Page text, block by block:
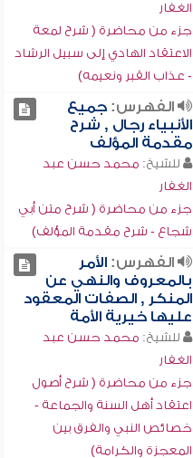
الغفار
جزء من محاضرة ( شرح لمعة
الاعتقاد الهادي إلى سبيل الرشاد
- عذاب القبر ونعيمه)
الفهرس:جميع
الأنبياء رجال , شرح
مقدمة المؤلف
للشيخ: محمد حسن عبد
الغفار
جزء من محاضرة ( شرح متن أبي
شجاع - شرح مقدمة المؤلف)
الفهرس:الأمر
بالمعروف والنهي عن
المنكر , الصفات المعقود
عليها خيرية الأمة
للشيخ: محمد حسن عبد
الغفار
جزء من محاضرة ( شرح أصول
اعتقاد أهل السنة والجماعة -
خصائص النبي والفرق بين
المعجزة والكرامة)